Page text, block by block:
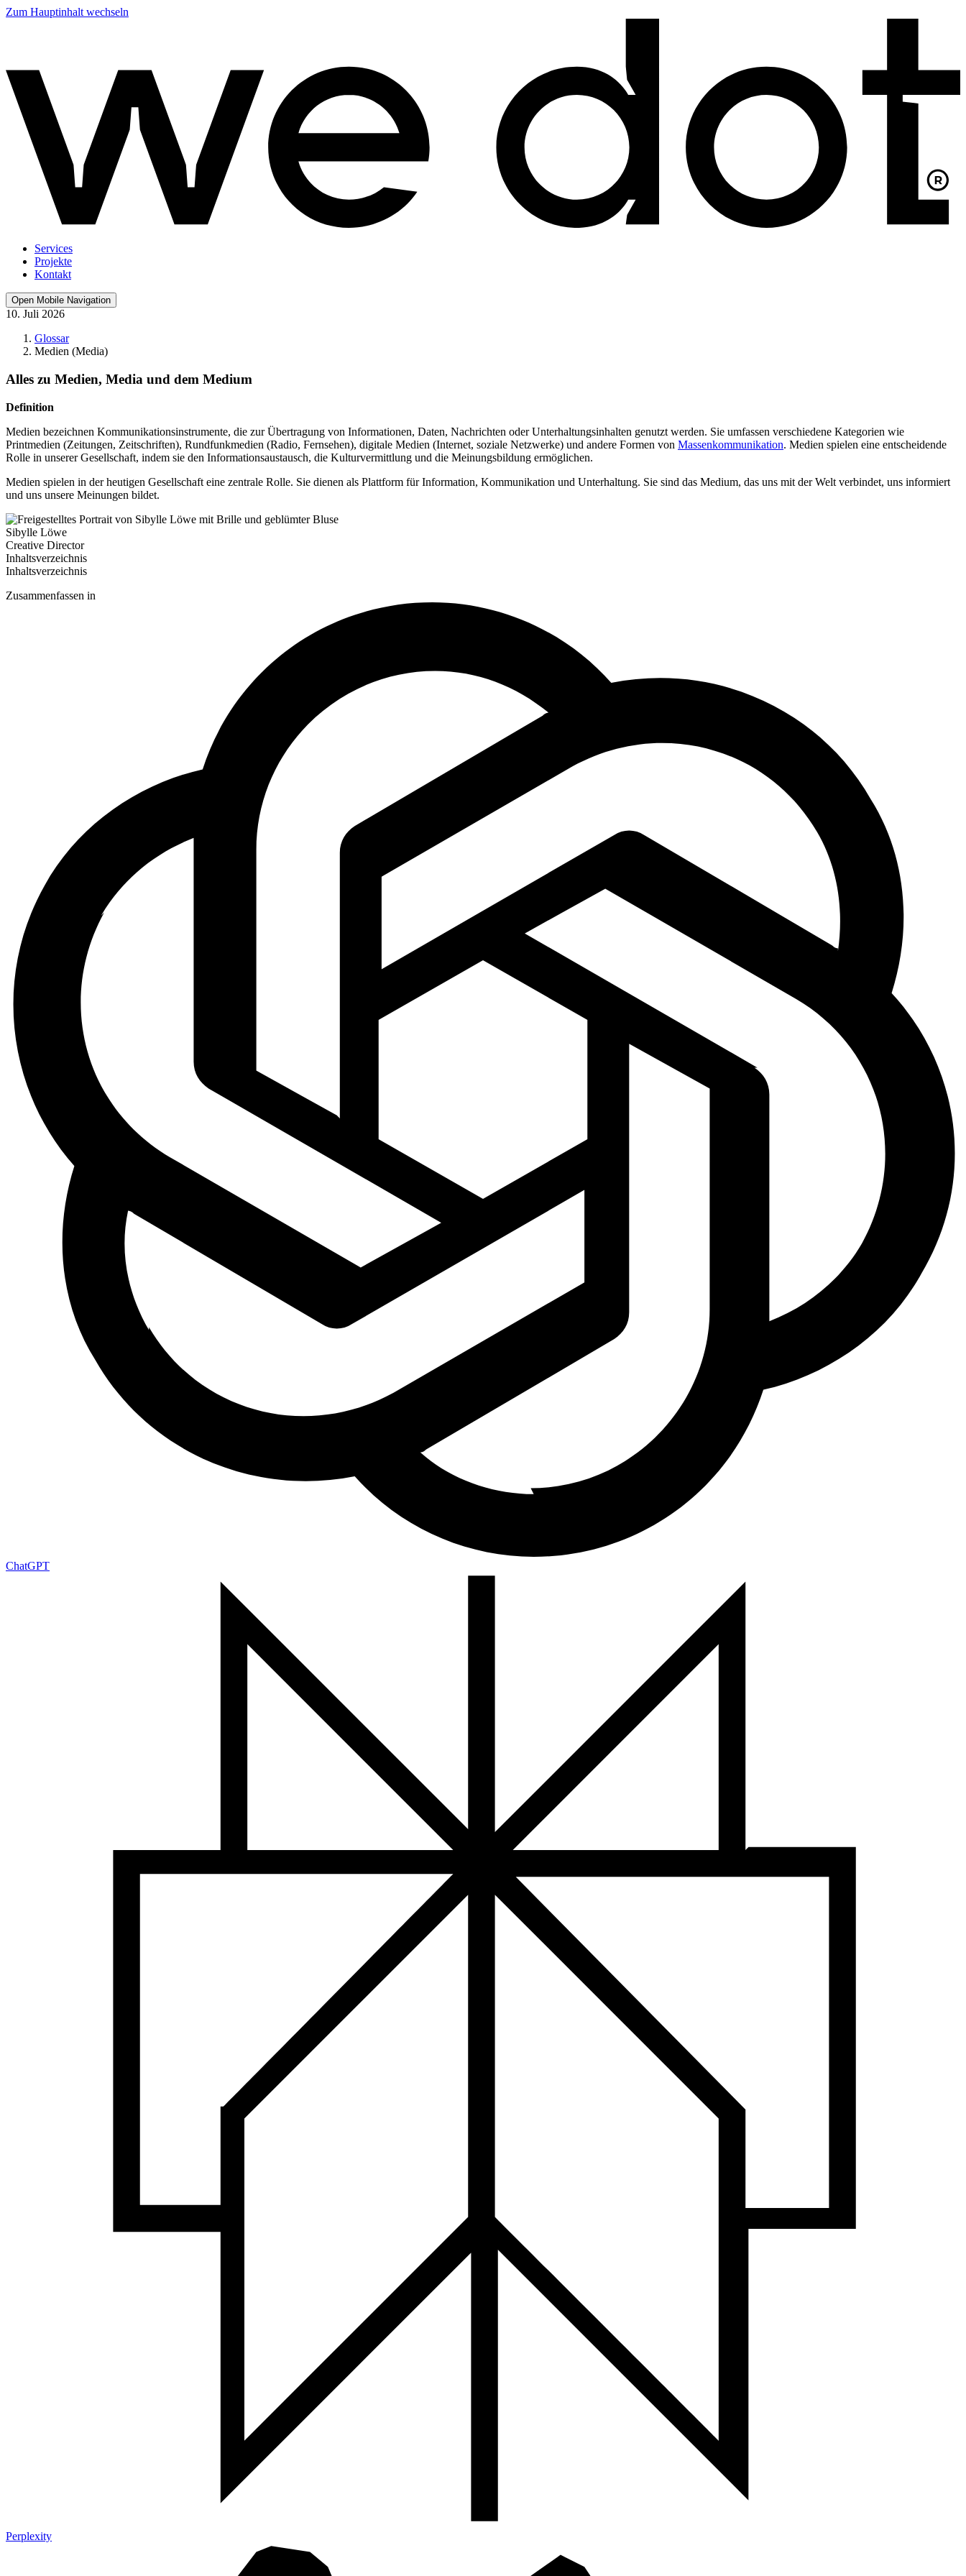
Zum Hauptinhalt wechseln
Services
Projekte
Kontakt
Open Mobile Navigation
10. Juli 2026
Glossar
Medien (Media)
Alles zu Medien, Media und dem Medium
Definition
Medien bezeichnen Kommunikationsinstrumente, die zur Übertragung von Informationen, Daten, Nachrichten oder Unterhaltungsinhalten genutzt werden. Sie umfassen verschiedene Kategorien wie
Printmedien (Zeitungen, Zeitschriften), Rundfunkmedien (Radio, Fernsehen), digitale Medien (Internet, soziale Netzwerke) und andere Formen von Massenkommunikation. Medien spielen eine entscheidende
Rolle in unserer Gesellschaft, indem sie den Informationsaustausch, die Kulturvermittlung und die Meinungsbildung ermöglichen.
Medien spielen in der heutigen Gesellschaft eine zentrale Rolle. Sie dienen als Plattform für Information, Kommunikation und Unterhaltung. Sie sind das Medium, das uns mit der Welt verbindet, uns informiert
und uns unsere Meinungen bildet.
Sibylle Löwe
Creative Director
Inhaltsverzeichnis
Inhaltsverzeichnis
Zusammenfassen in
ChatGPT
Perplexity